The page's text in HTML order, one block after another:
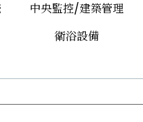
中央監控/建築管理
衛浴設備